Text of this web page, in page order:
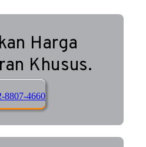
Harga
Khusus.
8807-4660